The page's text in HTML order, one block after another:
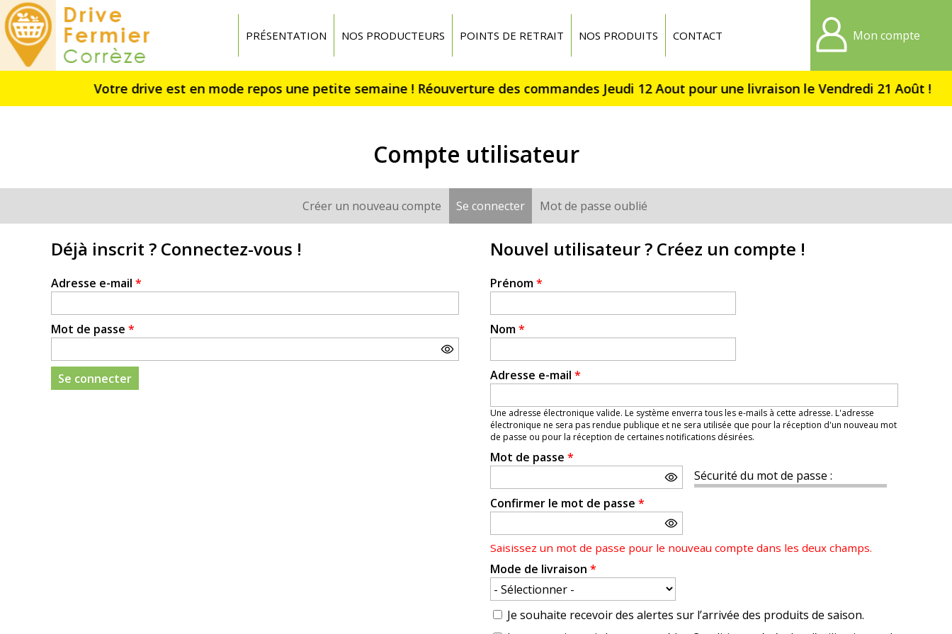
PRÉSENTATION NOS PRODUCTEURS POINTS DE RETRAIT NOS PRODUITS CONTACT Mon compte
Compte utilisateur
principaux
Créer un nouveau compte Se connecter (onglet actif)
Mot de passe oublié
Déjà inscrit ? Connectez-vous !
Adresse e-mail *
Mot de passe *
Nouvel utilisateur ? Créez un compte !
Prénom*
Nom*
Adresse e-mail *
Une adresse électronique valide. Le système enverra tous les e-mails à cette adresse. L'adresse
électronique ne sera pas rendue publique et ne sera utilisée que pour la réception d'un nouveau mot
de passe ou pour la réception de certaines notifications désirées.
Mot de passe *
Sécurité du mot de passe :
Confirmer le mot de passe *
Saisissez un mot de passe pour le nouveau compte dans les deux champs.
Mode de livraison *
Je souhaite recevoir des alertes sur l’arrivée des produits de saison.